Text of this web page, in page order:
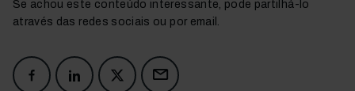
Se achou este conteúdo interessante, pode partilhá-lo
através das redes sociais ou por email.